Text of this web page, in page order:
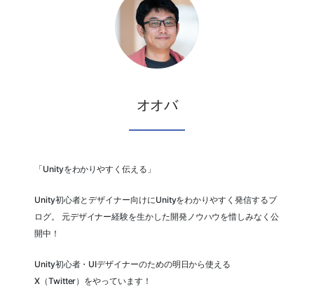
オオバ
「Unityをわかりやすく伝える」
Unity初心者とデザイナー向けにUnityをわかりやすく発信するブ
ログ。 元デザイナー経験を生かした開発ノウハウを惜しみなく公
開中！
Unity初心者・UIデザイナーのための明日から使える
X（Twitter）をやっています！